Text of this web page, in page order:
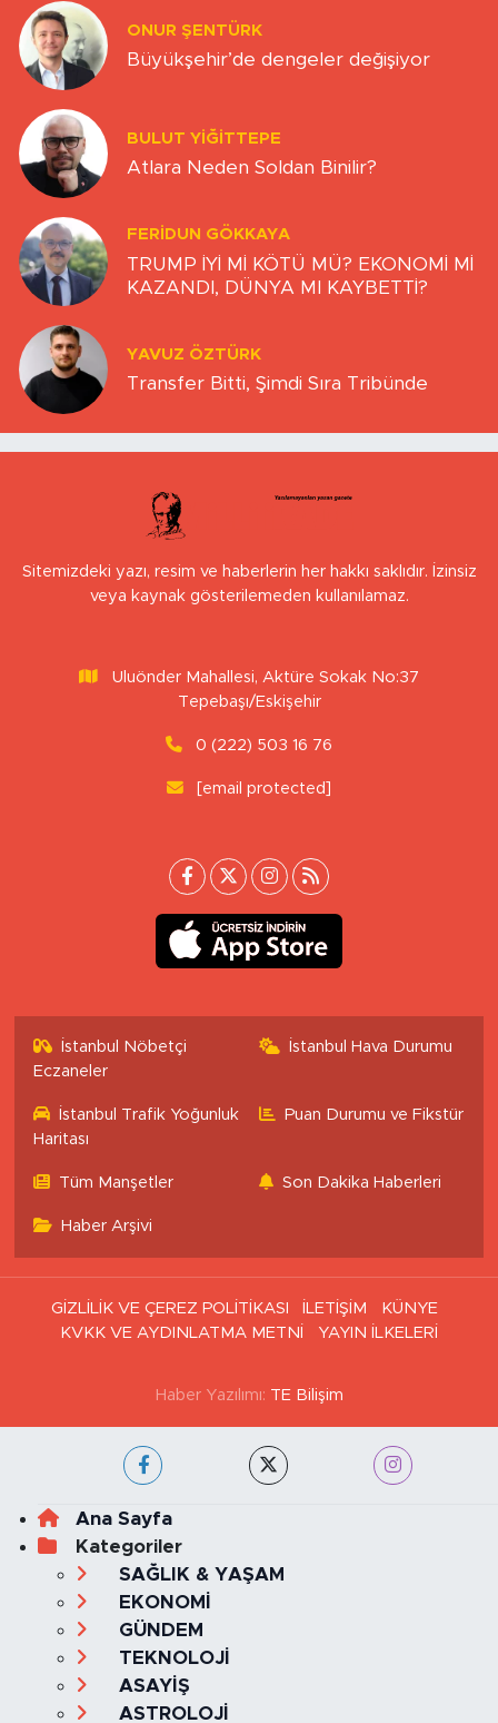
ONUR ŞENTÜRK
Büyükşehir’de dengeler değişiyor
BULUT YİĞİTTEPE
Atlara Neden Soldan Binilir?
FERIDUN GÖKKAYA
TRUMP İYİ Mİ KÖTÜ MÜ? EKONOMİ Mİ
KAZANDI, DÜNYA MI KAYBETTİ?
YAVUZ ÖZTÜRK
Transfer Bitti, Şimdi Sıra Tribünde
Sitemizdeki yazı, resim ve haberlerin her hakkı saklıdır. İzinsiz
veya kaynak gösterilemeden kullanılamaz.
Uluönder Mahallesi, Aktüre Sokak No:37
Tepebaşı/Eskişehir
0 (222) 503 16 76
[email protected]
İstanbul Nöbetçi
Eczaneler
İstanbul Hava Durumu
İstanbul Trafik Yoğunluk
Haritası
Puan Durumu ve Fikstür
Tüm Manşetler Son Dakika Haberleri
Haber Arşivi
GİZLİLİK VE ÇEREZ POLİTİKASI İLETİŞİM
KÜNYE
KVKK VE AYDINLATMA METNİ
YAYIN İLKELERİ
Haber Yazılımı: TE Bilişim
Ana Sayfa
Kategoriler
SAĞLIK & YAŞAM
EKONOMİ
GÜNDEM
TEKNOLOJİ
ASAYİŞ
ASTROLOJİ